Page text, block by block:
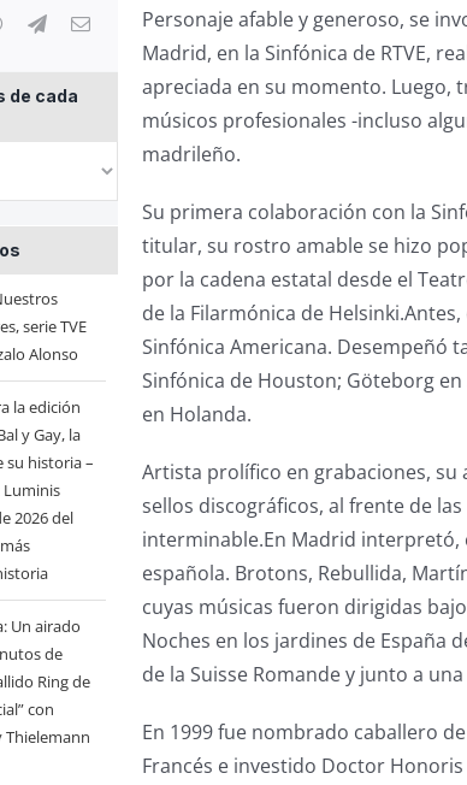
de cada
serie TVE
Alonso
la edición
y Gay, la
su historia –
Luminis
2026 del
Un airado
de
Ring de
con
Personaje afable y generoso, se
Madrid, en la Sinfónica de RTVE,
apreciada en su momento. Luego,
músicos profesionales -incluso
madrileño.
Su primera colaboración con la
titular, su rostro amable se hizo
por la cadena estatal desde el
de la Filarmónica de
Sinfónica Americana. Desempeñó
Sinfónica de Houston; Göteborg
en Holanda.
Artista prolífico en grabaciones,
sellos discográficos, al frente de
interminable.En Madrid interpretó,
española. Brotons, Rebullida,
cuyas músicas fueron dirigidas
Noches en los jardines de España
de la Suisse Romande y junto a
En 1999 fue nombrado caballero
Francés e investido Doctor